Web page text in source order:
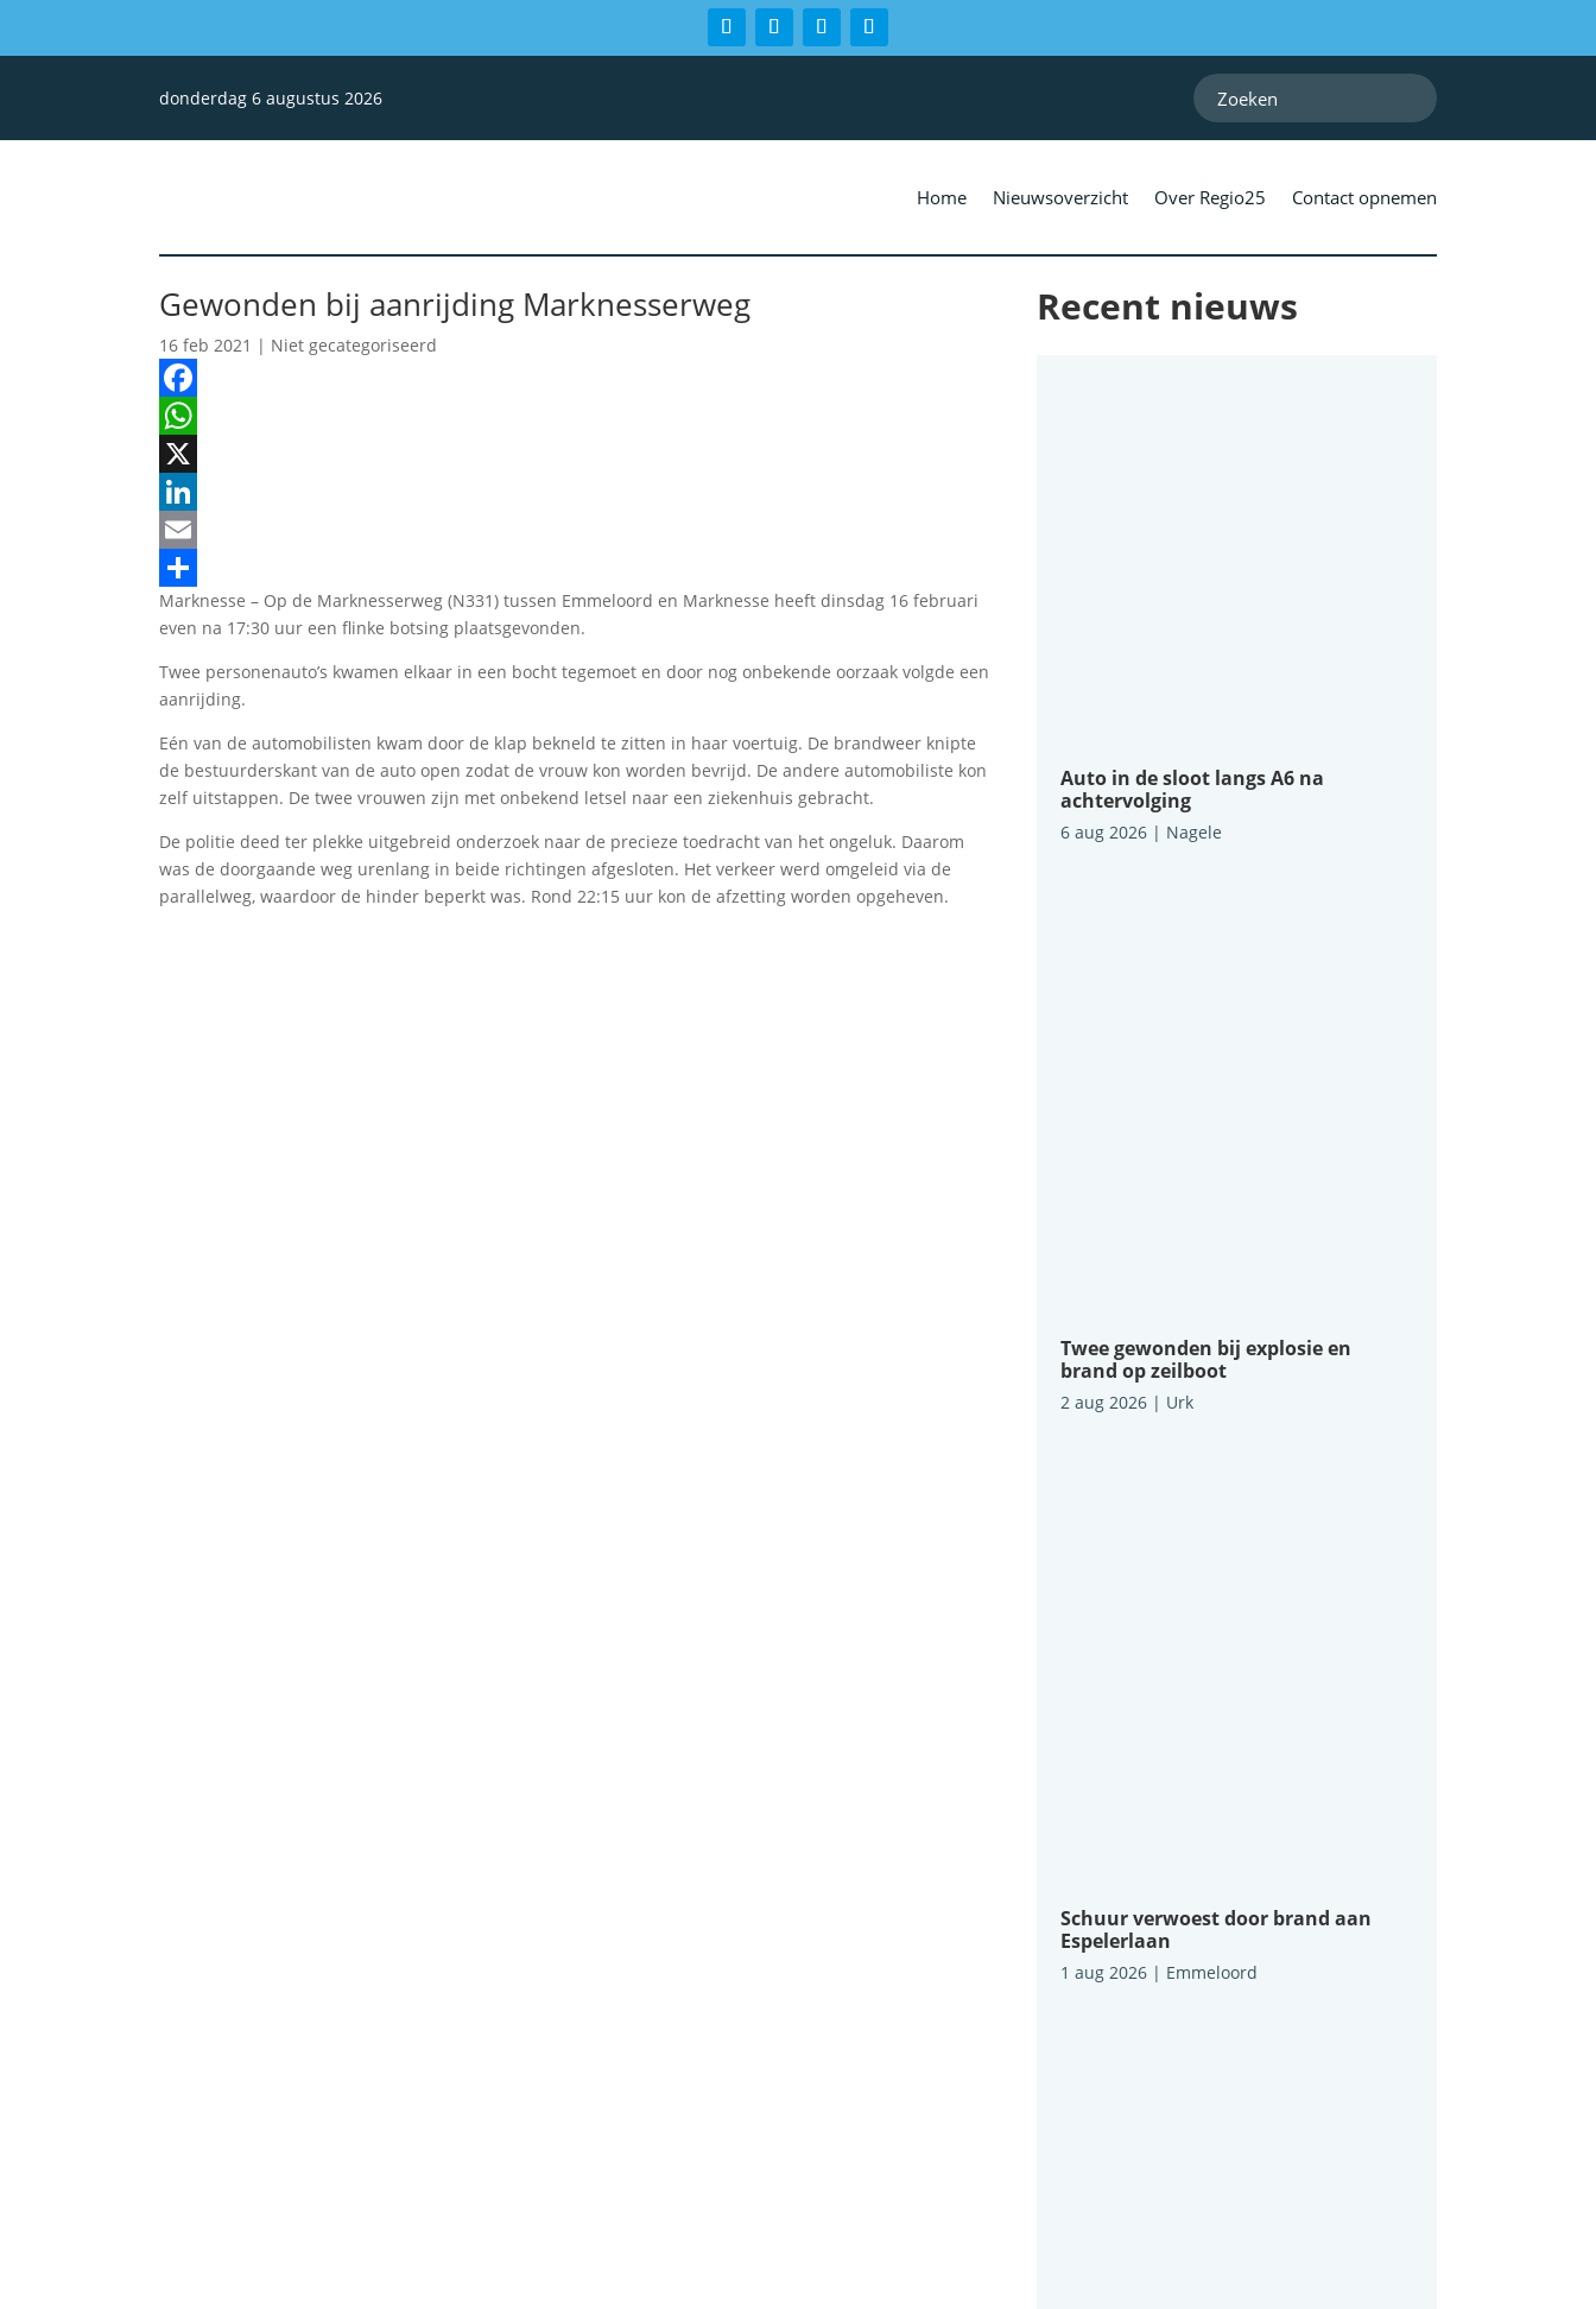
donderdag 6 augustus 2026
Home Nieuwsoverzicht Over Regio25 Contact opnemen
Gewonden bij aanrijding Marknesserweg
16 feb 2021 | Niet gecategoriseerd
Facebook
WhatsApp
X
LinkedIn
Email
Delen
Marknesse – Op de Marknesserweg (N331) tussen Emmeloord en Marknesse heeft dinsdag 16 februari
even na 17:30 uur een flinke botsing plaatsgevonden.
Twee personenauto’s kwamen elkaar in een bocht tegemoet en door nog onbekende oorzaak volgde een
aanrijding.
Eén van de automobilisten kwam door de klap bekneld te zitten in haar voertuig. De brandweer knipte
de bestuurderskant van de auto open zodat de vrouw kon worden bevrijd. De andere automobiliste kon
zelf uitstappen. De twee vrouwen zijn met onbekend letsel naar een ziekenhuis gebracht.
De politie deed ter plekke uitgebreid onderzoek naar de precieze toedracht van het ongeluk. Daarom
was de doorgaande weg urenlang in beide richtingen afgesloten. Het verkeer werd omgeleid via de
parallelweg, waardoor de hinder beperkt was. Rond 22:15 uur kon de afzetting worden opgeheven.
Recent nieuws
Auto in de sloot langs A6 na
achtervolging
6 aug 2026| Nagele
Twee gewonden bij explosie en
brand op zeilboot
2 aug 2026| Urk
Schuur verwoest door brand aan
Espelerlaan
1 aug 2026| Emmeloord